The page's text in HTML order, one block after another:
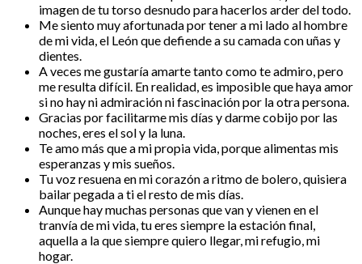
imagen de tu torso desnudo para hacerlos arder del todo.
Me siento muy afortunada por tener a mi lado al hombre
de mi vida, el León que defiende a su camada con uñas y
dientes.
A veces me gustaría amarte tanto como te admiro, pero
me resulta difícil. En realidad, es imposible que haya amor
si no hay ni admiración ni fascinación por la otra persona.
Gracias por facilitarme mis días y darme cobijo por las
noches, eres el sol y la luna.
Te amo más que a mi propia vida, porque alimentas mis
esperanzas y mis sueños.
Tu voz resuena en mi corazón a ritmo de bolero, quisiera
bailar pegada a ti el resto de mis días.
Aunque hay muchas personas que van y vienen en el
tranvía de mi vida, tu eres siempre la estación final,
aquella a la que siempre quiero llegar, mi refugio, mi
hogar.